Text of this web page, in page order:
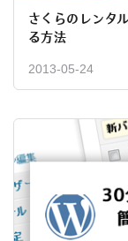
さくらのレンタ
る方法
2013-05-24